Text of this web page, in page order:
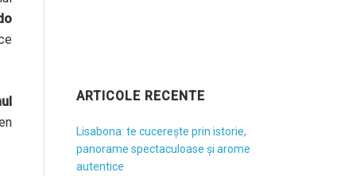
ARTICOLE RECENTE
Lisabona: te cucerește prin istorie,
panorame spectaculoase și arome
autentice